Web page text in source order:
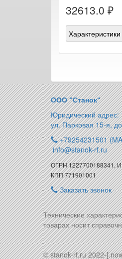
32613.0 ₽
Характеристики
ООО “Станок“
Юридический адрес:
ул. Парковая 15-я,
+79254231501
info@stanok-rf.ru
ОГРН 1227700188341,
КПП 771901001
Заказать звонок
Технические
товарах носит
© stanok-rf.ru 2022-